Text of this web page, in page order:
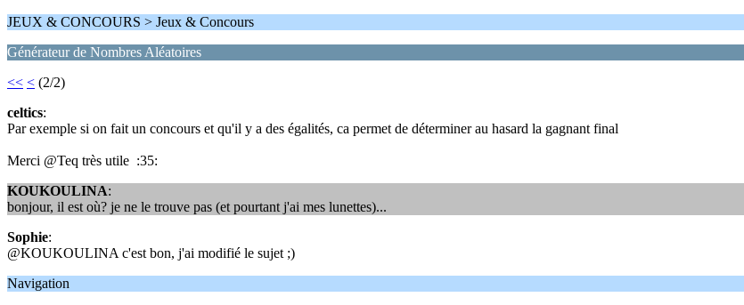
JEUX & CONCOURS > Jeux & Concours
Générateur de Nombres Aléatoires
<< < (2/2)
celtics:
Par exemple si on fait un concours et qu'il y a des égalités, ca permet de déterminer au hasard la gagnant final
Merci @Teq très utile :35:
KOUKOULINA:
bonjour, il est où? je ne le trouve pas (et pourtant j'ai mes lunettes)...
Sophie:
@KOUKOULINA c'est bon, j'ai modifié le sujet ;)
Navigation